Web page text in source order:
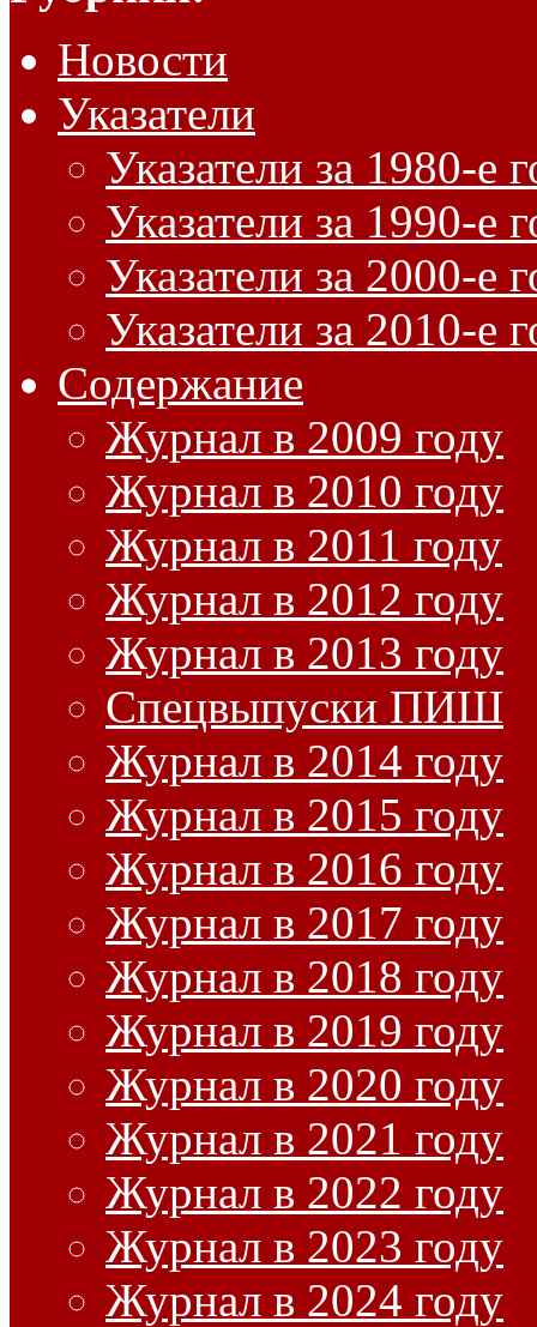
Новости
Указатели
Указатели за 1980-е
Указатели за 1990-е
Указатели за 2000-е
Указатели за 2010-е
Содержание
Журнал в 2009 году
Журнал в 2010 году
Журнал в 2011 году
Журнал в 2012 году
Журнал в 2013 году
Спецвыпуски ПИШ
Журнал в 2014 году
Журнал в 2015 году
Журнал в 2016 году
Журнал в 2017 году
Журнал в 2018 году
Журнал в 2019 году
Журнал в 2020 году
Журнал в 2021 году
Журнал в 2022 году
Журнал в 2023 году
Журнал в 2024 году